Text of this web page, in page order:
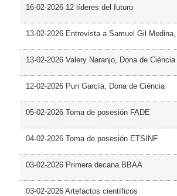
16-02-2026 12 líderes del futuro
13-02-2026 Entrevista a Samuel Gil
13-02-2026 Valery Naranjo, Dona de Ciència
12-02-2026 Puri García, Dona de Ciència
05-02-2026 Toma de posesión FADE
04-02-2026 Toma de posesión ETSINF
03-02-2026 Primera decana BBAA
03-02-2026 Artefactos científicos